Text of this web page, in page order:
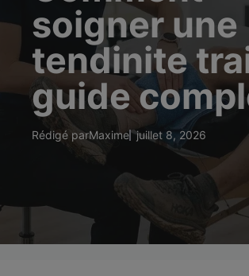
soigner une
tendinite
guide
Rédigé parMaxime juillet 8, 2026